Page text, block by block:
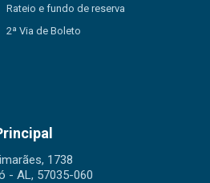
Rateio e fundo de reserva
2ª Via de Boleto
1738
- AL, 57035-060